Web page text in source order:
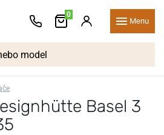
0
Menu
Basel 3